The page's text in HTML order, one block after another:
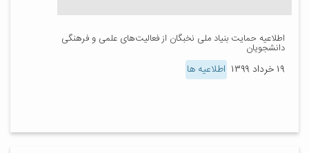
اطلاعیه حمایت بنیاد ملی نخبگان از فعالیت‌های علمی و فرهنگی
دانشجویان
۱۹ خرداد ۱۳۹۹ اطلاعیه ها